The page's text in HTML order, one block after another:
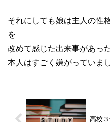
それにしても娘は主人の性
を
改めて感じた出来事があっ
本人はすごく嫌がっていま
高校